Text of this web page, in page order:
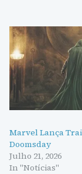
Marvel Lança
Doomsday
Julho 21, 2026
In "Notícias"